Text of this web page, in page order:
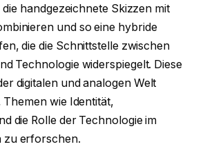
handgezeichnete Skizzen mit
und so eine hybride
die die Schnittstelle zwischen
Technologie widerspiegelt. Diese
digitalen und analogen Welt
wie Identität,
die Rolle der Technologie im
zu erforschen.